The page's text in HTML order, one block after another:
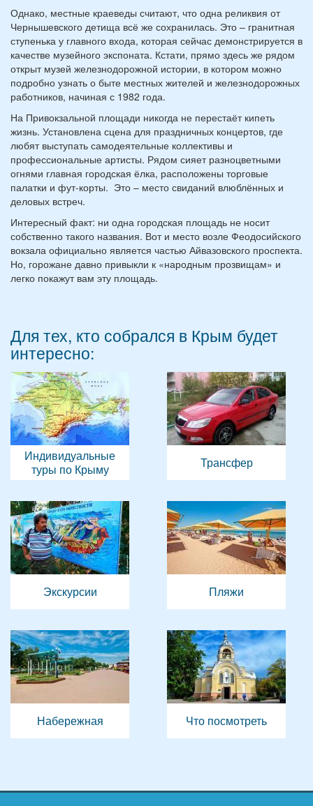
Однако, местные краеведы считают, что одна реликвия от
Чернышевского детища всё же сохранилась. Это – гранитная
ступенька у главного входа, которая сейчас демонстрируется в
качестве музейного экспоната. Кстати, прямо здесь же рядом
открыт музей железнодорожной истории, в котором можно
подробно узнать о быте местных жителей и железнодорожных
работников, начиная с 1982 года.
На Привокзальной площади никогда не перестаёт кипеть
жизнь. Установлена сцена для праздничных концертов, где
любят выступать самодеятельные коллективы и
профессиональные артисты. Рядом сияет разноцветными
огнями главная городская ёлка, расположены торговые
палатки и фут-корты. Это – место свиданий влюблённых и
деловых встреч.
Интересный факт: ни одна городская площадь не носит
собственно такого названия. Вот и место возле Феодосийского
вокзала официально является частью Айвазовского проспекта.
Но, горожане давно привыкли к «народным прозвищам» и
легко покажут вам эту площадь.
Для тех, кто собрался в Крым будет
интересно:
Индивидуальные
туры по Крыму
Трансфер
Экскурсии Пляжи
Набережная Что посмотреть